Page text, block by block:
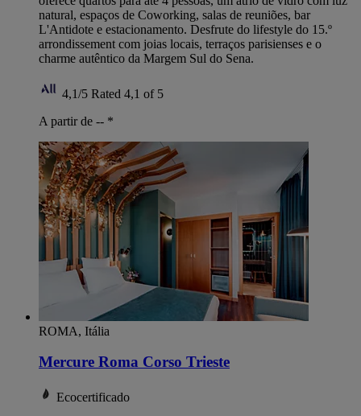
natural, espaços de Coworking, salas de reuniões, bar
L'Antidote e estacionamento. Desfrute do lifestyle do 15.º
arrondissement com joias locais, terraços parisienses e o
charme autêntico da Margem Sul do Sena.
4,1/5 Rated 4,1 of 5
A partir de -- *
ROMA, Itália
Mercure Roma Corso Trieste
Ecocertificado